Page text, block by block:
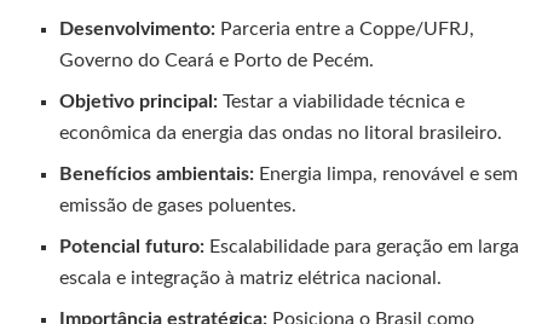
Desenvolvimento: Parceria entre a Coppe/UFRJ,
Governo do Ceará e Porto de Pecém.
Objetivo principal: Testar a viabilidade técnica e
econômica da energia das ondas no litoral brasileiro.
Benefícios ambientais: Energia limpa, renovável e sem
emissão de gases poluentes.
Potencial futuro: Escalabilidade para geração em larga
escala e integração à matriz elétrica nacional.
Importância estratégica: Posiciona o Brasil como